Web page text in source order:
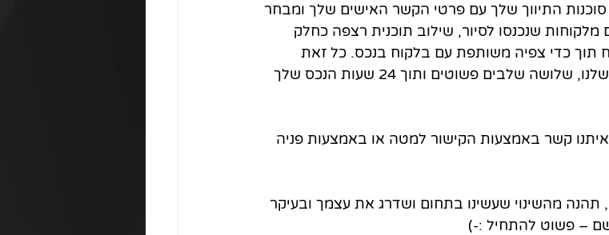
התיווך שלך עם פרטי הקשר האישים שלך ומבחר
מלקוחות שנכנסו לסיור, שילוב תוכנית רצפה כחלק
תוך כדי צפיה משותפת עם בלקוח בנכס. כל זאת
בעזרת הטלפון החכם שלך והטכנולוגיה שלנו, שלושה שלבים פשוטים ותוך 24 שעות הנכס שלך
קשר באמצעות הקישור למטה או באמצעות פניה
תהנה מהשינוי שעשינו בתחום ושדרג את עצמך ובעיקר
– פשוט להתחיל :-)